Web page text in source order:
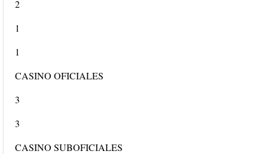
2
1
1
CASINO OFICIALES
3
3
CASINO SUBOFICIALES